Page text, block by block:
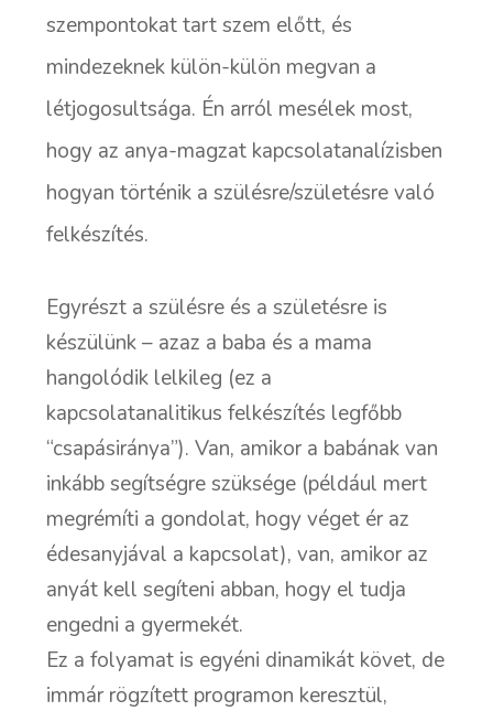
szempontokat tart szem előtt, és
mindezeknek külön-külön megvan a
létjogosultsága. Én arról mesélek most,
hogy az anya-magzat kapcsolatanalízisben
hogyan történik a szülésre/születésre való
felkészítés.
Egyrészt a szülésre és a születésre is
készülünk – azaz a baba és a mama
hangolódik lelkileg (ez a
kapcsolatanalitikus felkészítés legfőbb
“csapásiránya”). Van, amikor a babának van
inkább segítségre szüksége (például mert
megrémíti a gondolat, hogy véget ér az
édesanyjával a kapcsolat), van, amikor az
anyát kell segíteni abban, hogy el tudja
engedni a gyermekét.
Ez a folyamat is egyéni dinamikát követ, de
immár rögzített programon keresztül,